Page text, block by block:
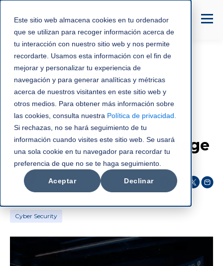
Este sitio web almacena cookies en tu ordenador
que se utilizan para recoger información acerca de
tu interacción con nuestro sitio web y nos permite
recordarte. Usamos esta información con el fin de
mejorar y personalizar tu experiencia de
navegación y para generar analíticas y métricas
acerca de nuestros visitantes en este sitio web y
otros medios. Para obtener más información sobre
las cookies, consulta nuestra Política de privacidad
Si rechazas, no se hará seguimiento de tu
información cuando visites este sitio web. Se usará
una sola cookie en tu navegador para recordar tu
preferencia de que no se te haga seguimiento.
Aceptar Declinar
Cyber Security
SOC: el centro de
operaciones de
seguridad que te protege
C3NTRO Telecom
oct 28, 2025
Cyber Security